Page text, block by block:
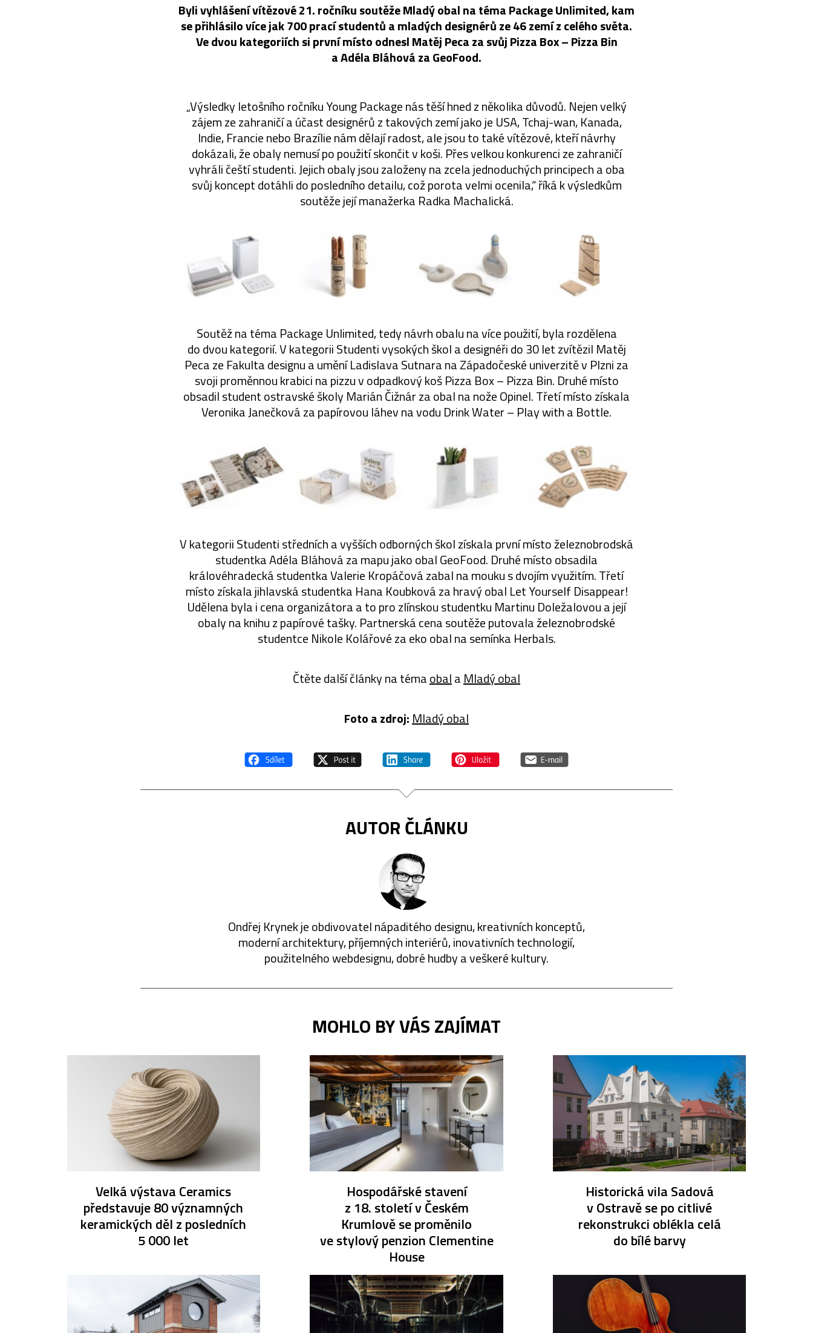
Byli vyhlášení vítězové 21. ročníku soutěže Mladý obal na téma Package Unlimited, kam
se přihlásilo více jak 700 prací studentů a mladých designérů ze 46 zemí z celého světa.
Ve dvou kategoriích si první místo odnesl Matěj Peca za svůj Pizza Box – Pizza Bin
a Adéla Bláhová za GeoFood.
„Výsledky letošního ročníku Young Package nás těší hned z několika důvodů. Nejen velký
zájem ze zahraničí a účast designérů z takových zemí jako je USA, Tchaj-wan, Kanada,
Indie, Francie nebo Brazílie nám dělají radost, ale jsou to také vítězové, kteří návrhy
dokázali, že obaly nemusí po použití skončit v koši. Přes velkou konkurenci ze zahraničí
vyhráli čeští studenti. Jejich obaly jsou založeny na zcela jednoduchých principech a oba
svůj koncept dotáhli do posledního detailu, což porota velmi ocenila,“ říká k výsledkům
soutěže její manažerka Radka Machalická.
Soutěž na téma Package Unlimited, tedy návrh obalu na více použití, byla rozdělena
do dvou kategorií. V kategorii Studenti vysokých škol a designéři do 30 let zvítězil Matěj
Peca ze Fakulta designu a umění Ladislava Sutnara na Západočeské univerzitě v Plzni za
svoji proměnnou krabici na pizzu v odpadkový koš Pizza Box – Pizza Bin. Druhé místo
obsadil student ostravské školy Marián Čižnár za obal na nože Opinel. Třetí místo získala
Veronika Janečková za papírovou láhev na vodu Drink Water – Play with a Bottle.
V kategorii Studenti středních a vyšších odborných škol získala první místo železnobrodská
studentka Adéla Bláhová za mapu jako obal GeoFood. Druhé místo obsadila
královéhradecká studentka Valerie Kropáčová zabal na mouku s dvojím využitím. Třetí
místo získala jihlavská studentka Hana Koubková za hravý obal Let Yourself Disappear!
Udělena byla i cena organizátora a to pro zlínskou studentku Martinu Doležalovou a její
obaly na knihu z papírové tašky. Partnerská cena soutěže putovala železnobrodské
studentce Nikole Kolářové za eko obal na semínka Herbals.
Čtěte další články na témaobalaMladý obal
Foto a zdroj:Mladý obal
AUTOR ČLÁNKU
Ondřej Krynek je obdivovatel nápaditého designu, kreativních konceptů,
moderní architektury, příjemných interiérů, inovativních technologií,
použitelného webdesignu, dobré hudby a veškeré kultury.
MOHLO BY VÁS ZAJÍMAT
Velká výstava Ceramics
představuje 80 významných
keramických děl z posledních
5 000 let
Hospodářské stavení
z 18. století v Českém
Krumlově se proměnilo
ve stylový penzion Clementine
House
Historická vila Sadová
v Ostravě se po citlivé
rekonstrukci oblékla celá
do bílé barvy